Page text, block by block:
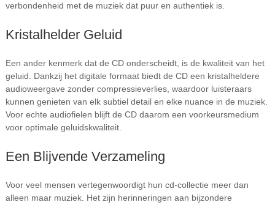
verbondenheid met de muziek dat puur en authentiek is.
Kristalhelder Geluid
Een ander kenmerk dat de CD onderscheidt, is de kwaliteit van het
geluid. Dankzij het digitale formaat biedt de CD een kristalheldere
audioweergave zonder compressieverlies, waardoor luisteraars
kunnen genieten van elk subtiel detail en elke nuance in de muziek.
Voor echte audiofielen blijft de CD daarom een voorkeursmedium
voor optimale geluidskwaliteit.
Een Blijvende Verzameling
Voor veel mensen vertegenwoordigt hun cd-collectie meer dan
alleen maar muziek. Het zijn herinneringen aan bijzondere